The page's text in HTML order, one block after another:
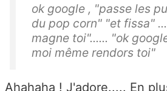
ok google , "passe les
du pop corn" "et fissa"
magne toi"...... "ok
moi même rendors toi"
Ahahaha ! J'adore..... En